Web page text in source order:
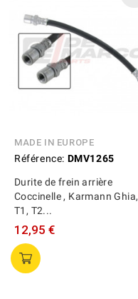
MADE IN EUROPE
Référence: DMV1265
Durite de frein arrière
Coccinelle , Karmann Ghia,
T1, T2...
12,95 €